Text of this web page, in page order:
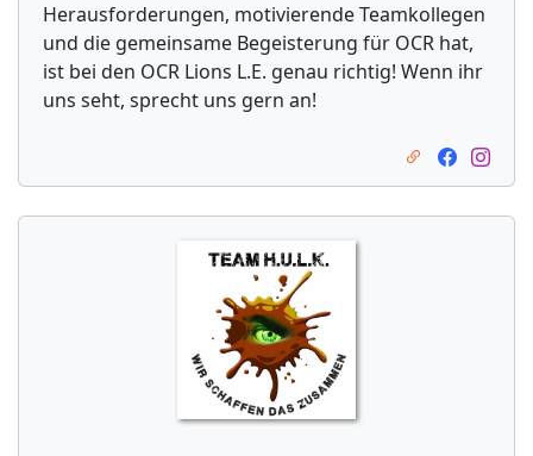
Herausforderungen, motivierende Teamkollegen
und die gemeinsame Begeisterung für OCR hat,
ist bei den OCR Lions L.E. genau richtig! Wenn ihr
uns seht, sprecht uns gern an!